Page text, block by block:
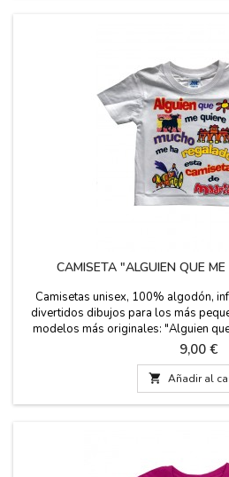
CAMISETA "ALGUIEN QUE ME
Camisetas unisex, 100% algodón,
divertidos dibujos para los más
modelos más originales: "Alguien
desde 1 año hasta
Precio
9,00 €
 Añadir al